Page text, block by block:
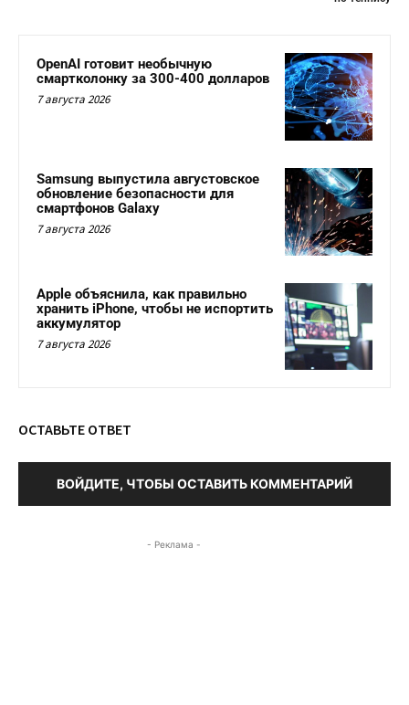
OpenAI готовит необычную
смартколонку за 300-400 долларов
7 августа 2026
Samsung выпустила августовское
обновление безопасности для
смартфонов Galaxy
7 августа 2026
Apple объяснила, как правильно
хранить iPhone, чтобы не испортить
аккумулятор
7 августа 2026
ОСТАВЬТЕ ОТВЕТ
ВОЙДИТЕ, ЧТОБЫ ОСТАВИТЬ КОММЕНТАРИЙ
- Реклама -